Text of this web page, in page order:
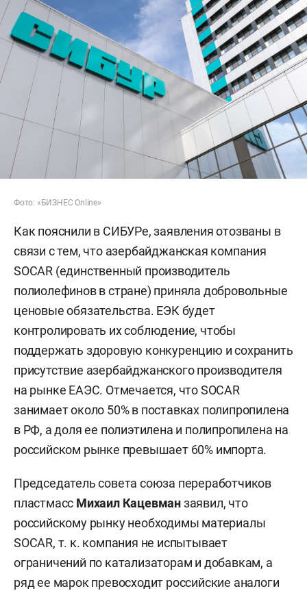
Фото: «БИЗНЕС Online»
Как пояснили в СИБУРе, заявления отозваны в
связи с тем, что азербайджанская компания
SOCAR (единственный производитель
полиолефинов в стране) приняла добровольные
ценовые обязательства. ЕЭК будет
контролировать их соблюдение, чтобы
поддержать здоровую конкуренцию и сохранить
присутствие азербайджанского производителя
на рынке ЕАЭС. Отмечается, что SOCAR
занимает около 50% в поставках полипропилена
в РФ, а доля ее полиэтилена и полипропилена на
российском рынке превышает 60% импорта.
Председатель совета союза переработчиков
пластмасс Михаил Кацевманзаявил, что
российскому рынку необходимы материалы
SOCAR, т. к. компания не испытывает
ограничений по катализаторам и добавкам, а
ряд ее марок превосходит российские аналоги